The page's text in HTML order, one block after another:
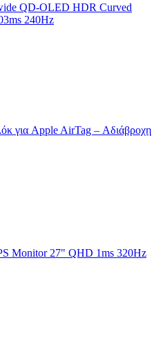
QD-OLED HDR Curved
240Hz
για Apple AirTag – Αδιάβροχη
Monitor 27" QHD 1ms 320Hz